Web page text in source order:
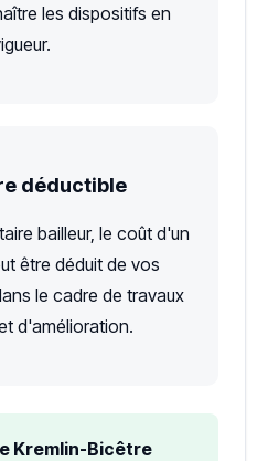
les dispositifs en
déductible
bailleur, le coût d'un
être déduit de vos
le cadre de travaux
d'amélioration.
Kremlin-Bicêtre